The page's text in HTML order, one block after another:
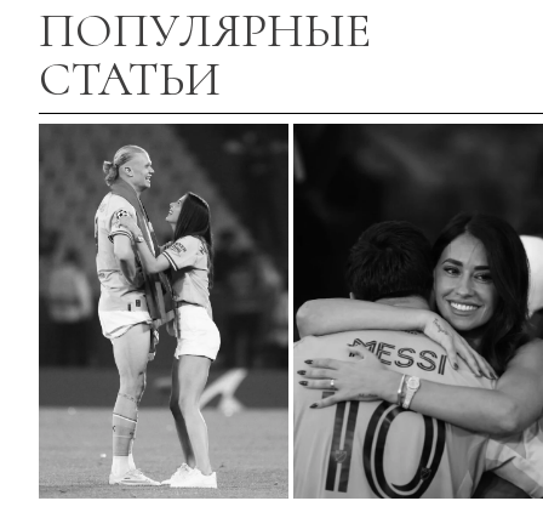
ПОПУЛЯРНЫЕ
СТАТЬИ